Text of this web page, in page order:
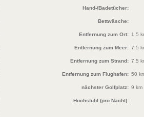
Hand-/Badetücher:
Bettwäsche:
Entfernung zum Ort: 1,5
Entfernung zum Meer: 7,5
Entfernung zum Strand: 7,5
Entfernung zum Flughafen: 50
nächster Golfplatz: 9 km
Hochstuhl (pro Nacht):